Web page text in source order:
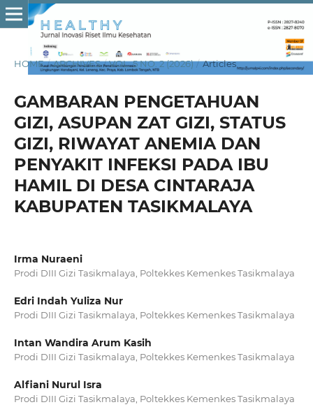
HOME / ARCHIVES / VOL. 5 NO. 2 (2026) / Articles
GAMBARAN PENGETAHUAN
GIZI, ASUPAN ZAT GIZI, STATUS
GIZI, RIWAYAT ANEMIA DAN
PENYAKIT INFEKSI PADA IBU
HAMIL DI DESA CINTARAJA
KABUPATEN TASIKMALAYA
Irma Nuraeni
Prodi DIII Gizi Tasikmalaya, Poltekkes Kemenkes Tasikmalaya
Edri Indah Yuliza Nur
Prodi DIII Gizi Tasikmalaya, Poltekkes Kemenkes Tasikmalaya
Intan Wandira Arum Kasih
Prodi DIII Gizi Tasikmalaya, Poltekkes Kemenkes Tasikmalaya
Alfiani Nurul Isra
Prodi DIII Gizi Tasikmalaya, Poltekkes Kemenkes Tasikmalaya